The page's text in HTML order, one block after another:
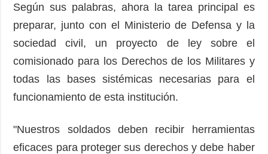
Según sus palabras, ahora la tarea principal es
preparar, junto con el Ministerio de Defensa y la
sociedad civil, un proyecto de ley sobre el
comisionado para los Derechos de los Militares y
todas las bases sistémicas necesarias para el
funcionamiento de esta institución.
"Nuestros soldados deben recibir herramientas
eficaces para proteger sus derechos y debe haber